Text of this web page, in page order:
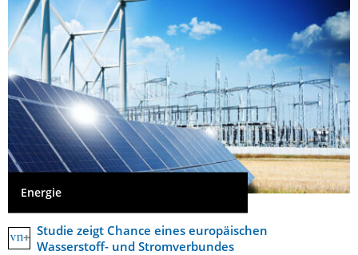
Energie
Studie zeigt Chance eines europäischen
Wasserstoff- und Stromverbundes